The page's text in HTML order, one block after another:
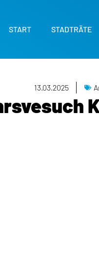
START STADTRÄTE
13.03.2025